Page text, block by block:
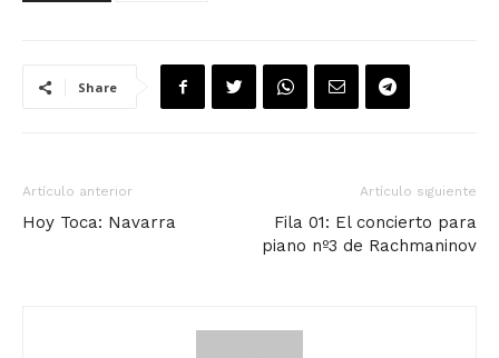
Share
Artículo anterior
Hoy Toca: Navarra
Artículo siguiente
Fila 01: El concierto para
piano nº3 de Rachmaninov